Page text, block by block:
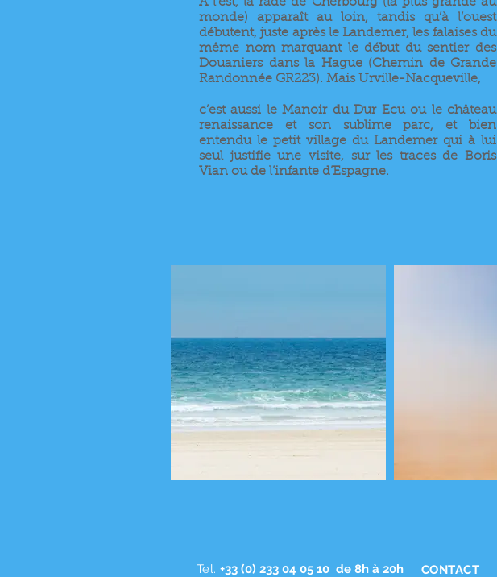
monde) apparaît au loin, tandis qu’à l’ouest
débutent, juste après le Landemer, les falaises du
même nom marquant le début du sentier des
Douaniers dans la Hague (Chemin de Grande
Randonnée GR223). Mais Urville-Nacqueville,
c’est aussi le Manoir du Dur Ecu ou le château
renaissance et son sublime parc, et bien
entendu le petit village du Landemer qui à lui
seul justifie une visite, sur les traces de Boris
Vian ou de l’infante d’Espagne.
Tel.+33 (0) 233 04 05 10 de 8h à 20h CONTACT